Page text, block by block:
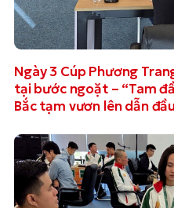
Ngày 3 Cúp Phương
tại bước ngoặt – “Tam đầu chế” Tượng kỳ phương
Bắc tạm vươn lên dẫn đầu